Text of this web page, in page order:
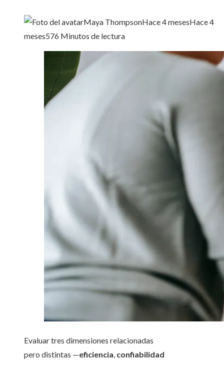
Maya ThompsonHace 4 mesesHace 4
meses576 Minutos de lectura
Evaluar tres dimensiones relacionadas
pero distintas —eficiencia, confiabilidad